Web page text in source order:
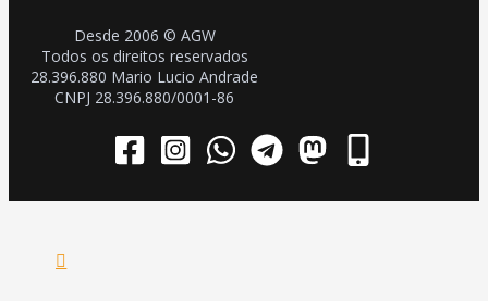
Desde 2006 © AGW
Todos os direitos reservados
28.396.880 Mario Lucio Andrade
CNPJ 28.396.880/0001-86